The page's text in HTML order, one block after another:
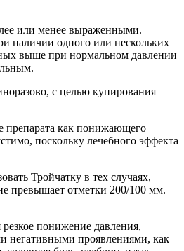
или менее выраженными.
наличии одного или нескольких
выше при нормальном давлении
с целью купирования
препарата как понижающего
поскольку лечебного эффекта
Тройчатку в тех случаях,
превышает отметки 200/100 мм.
понижение давления,
негативными проявлениями, как